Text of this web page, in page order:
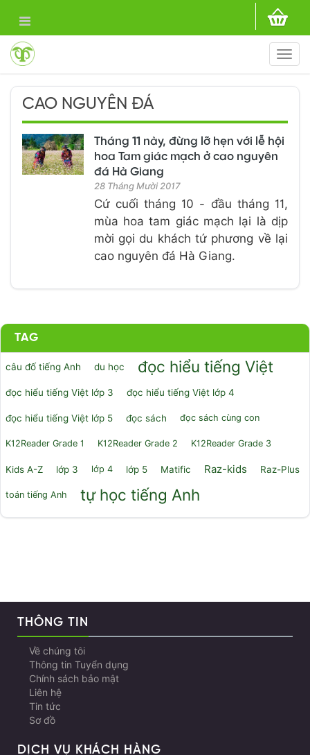
CAO NGUYÊN ĐÁ
Tháng 11 này, đừng lỡ hẹn với lễ hội
hoa Tam giác mạch ở cao nguyên
đá Hà Giang
28 Tháng Mười 2017
Cứ cuối tháng 10 - đầu tháng 11,
mùa hoa tam giác mạch lại là dịp
mời gọi du khách tứ phương về lại
cao nguyên đá Hà Giang.
TAG
câu đố tiếng Anh du học đọc hiểu tiếng Việt
đọc hiểu tiếng Việt lớp 3 đọc hiểu tiếng Việt lớp 4
đọc hiểu tiếng Việt lớp 5 đọc sách đọc sách cùng con
K12Reader Grade 1 K12Reader Grade 2 K12Reader Grade 3
Kids A-Z lớp 3 lớp 4 lớp 5 Matific Raz-kids Raz-Plus
toán tiếng Anh tự học tiếng Anh
THÔNG TIN
Về chúng tôi
Thông tin Tuyển dụng
Chính sách bảo mật
Liên hệ
Tin tức
Sơ đồ
DỊCH VỤ KHÁCH HÀNG